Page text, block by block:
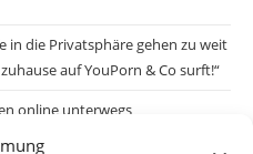
in die Privatsphäre gehen zu weit
auf YouPorn & Co surft!“
online unterwegs
„Erst nach einem Anschlag wäre